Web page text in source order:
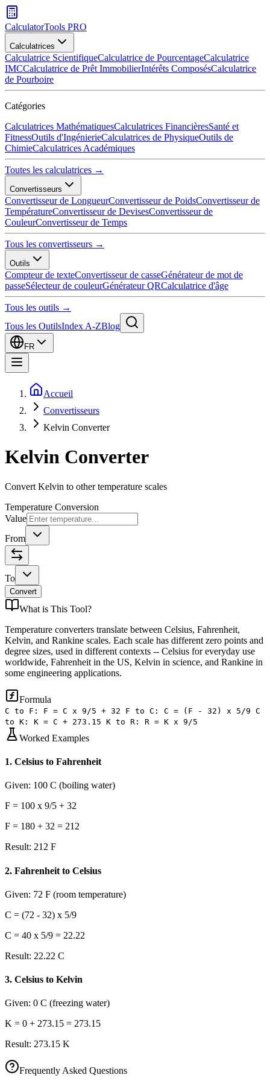
CalculatorTools PRO
Calculatrices
Calculatrice ScientifiqueCalculatrice de PourcentageCalculatrice
IMCCalculatrice de Prêt ImmobilierIntérêts ComposésCalculatrice
de Pourboire
Catégories
Calculatrices MathématiquesCalculatrices FinancièresSanté et
FitnessOutils d'IngénierieCalculatrices de PhysiqueOutils de
ChimieCalculatrices Académiques
Toutes les calculatrices →
Convertisseurs
Convertisseur de LongueurConvertisseur de PoidsConvertisseur de
TempératureConvertisseur de DevisesConvertisseur de
CouleurConvertisseur de Temps
Tous les convertisseurs →
Outils
Compteur de texteConvertisseur de casseGénérateur de mot de
passeSélecteur de couleurGénérateur QRCalculatrice d'âge
Tous les outils →
Tous les OutilsIndex A-ZBlog
FR
Accueil
Convertisseurs
Kelvin Converter
Kelvin Converter
Convert Kelvin to other temperature scales
Temperature Conversion
Value
From
To
Convert
What is This Tool?
Temperature converters translate between Celsius, Fahrenheit,
Kelvin, and Rankine scales. Each scale has different zero points and
degree sizes, used in different contexts -- Celsius for everyday use
worldwide, Fahrenheit in the US, Kelvin in science, and Rankine in
some engineering applications.
Formula
C to F: F = C x 9/5 + 32 F to C: C = (F - 32) x 5/9 C
to K: K = C + 273.15 K to R: R = K x 9/5
Worked Examples
1. Celsius to Fahrenheit
Given: 100 C (boiling water)
F = 100 x 9/5 + 32
F = 180 + 32 = 212
Result: 212 F
2. Fahrenheit to Celsius
Given: 72 F (room temperature)
C = (72 - 32) x 5/9
C = 40 x 5/9 = 22.22
Result: 22.22 C
3. Celsius to Kelvin
Given: 0 C (freezing water)
K = 0 + 273.15 = 273.15
Result: 273.15 K
Frequently Asked Questions